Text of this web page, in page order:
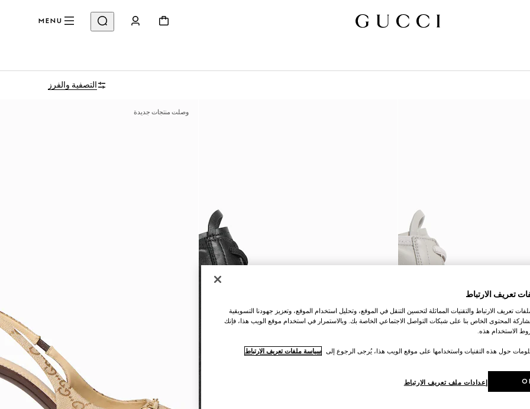
MENU
التصفية والفرز
وصلت منتجات جديدة
تعريف الارتباط
تعريف الارتباط والتقنيات المماثلة لتحسين التنقل في الموقع، وتحليل استخدام الموقع، وتعزيز جهودنا التسويقية
المحتوى الخاص بنا على شبكات التواصل الاجتماعي الخاصة بك. وبالاستمرار في استخدام موقع الويب هذا، فإنك
الاستخدام هذه.
حول هذه التقنيات واستخدامها على موقع الويب هذا، يُرجى الرجوع إلى سياسة ملفات تعريف الارتباط
إعدادات ملف تعريف الارتباط